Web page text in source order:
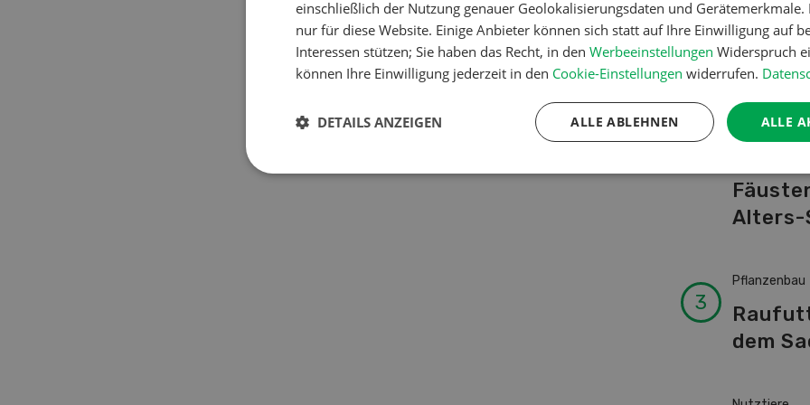
von A-
Alters-
Pflanzenbau
dem
einschließlich der Nutzung genauer Geolokalisierungsdaten und
nur für diese Website. Einige Anbieter können sich statt auf Ihre Einwilligung auf
Interessen stützen; Sie haben das Recht, in den Werbeeinstellungen Widerspruch
können Ihre Einwilligung jederzeit in den Cookie-Einstellungen widerrufen.
ALLE
ALLE ABLEHNEN
DETAILS ANZEIGEN